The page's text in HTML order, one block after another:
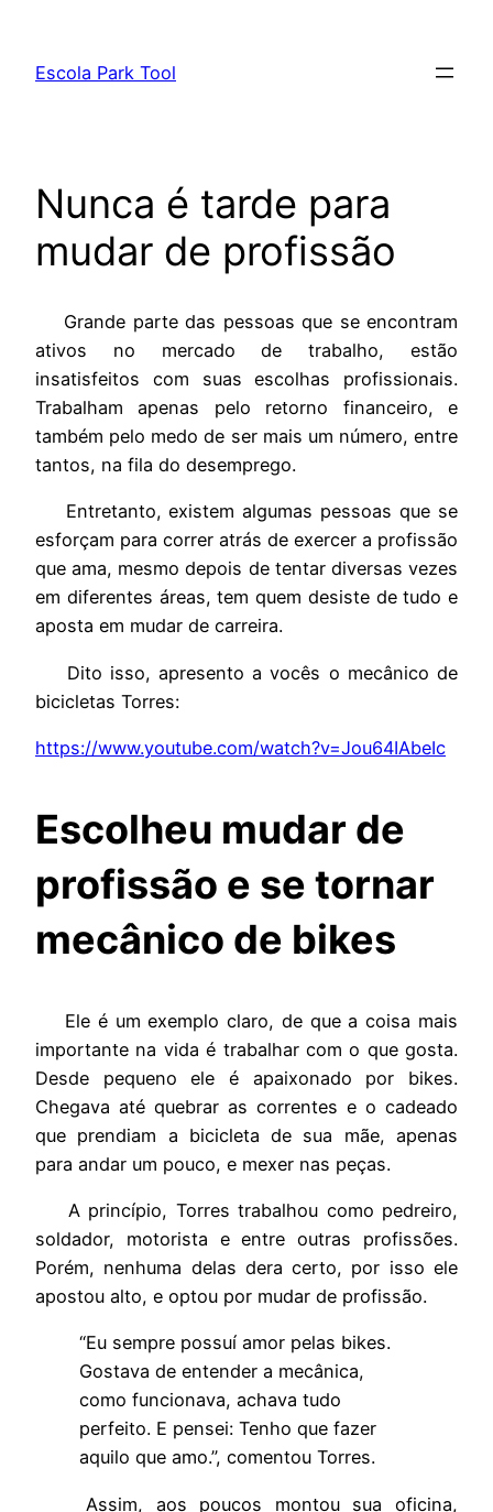
Escola Park Tool
Nunca é tarde para
mudar de profissão
Grande parte das pessoas que se encontram
ativos no mercado de trabalho, estão
insatisfeitos com suas escolhas profissionais.
Trabalham apenas pelo retorno financeiro, e
também pelo medo de ser mais um número, entre
tantos, na fila do desemprego.
Entretanto, existem algumas pessoas que se
esforçam para correr atrás de exercer a profissão
que ama, mesmo depois de tentar diversas vezes
em diferentes áreas, tem quem desiste de tudo e
aposta em mudar de carreira.
Dito isso, apresento a vocês o mecânico de
bicicletas Torres:
https://www.youtube.com/watch?v=Jou64IAbeIc
Escolheu mudar de
profissão e se tornar
mecânico de bikes
Ele é um exemplo claro, de que a coisa mais
importante na vida é trabalhar com o que gosta.
Desde pequeno ele é apaixonado por bikes.
Chegava até quebrar as correntes e o cadeado
que prendiam a bicicleta de sua mãe, apenas
para andar um pouco, e mexer nas peças.
A princípio, Torres trabalhou como pedreiro,
soldador, motorista e entre outras profissões.
Porém, nenhuma delas dera certo, por isso ele
apostou alto, e optou por mudar de profissão.
“Eu sempre possuí amor pelas bikes.
Gostava de entender a mecânica,
como funcionava, achava tudo
perfeito. E pensei: Tenho que fazer
aquilo que amo.”, comentou Torres.
Assim, aos poucos montou sua oficina,